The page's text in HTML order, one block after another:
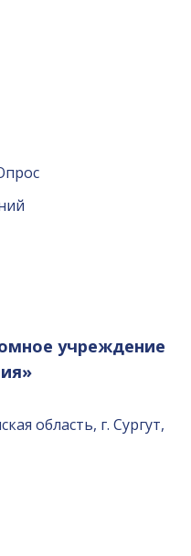
учреждение
область, г. Сургут,